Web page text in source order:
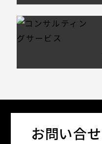
お問い合せ